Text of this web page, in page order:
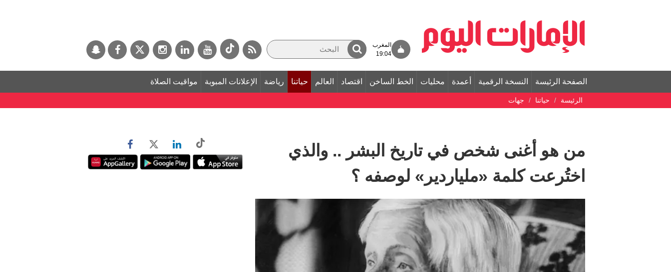
المغرب
19:04
الصفحة الرئيسة النسخة الرقمية أعمدة محليات الخط الساخن اقتصاد العالم حياتنا رياضة الإعلانات المبوبة مواقيت الصلاة
الرئيسة حياتنا جهات
من هو أغنى شخص في تاريخ البشر .. والذي
اختُرعت كلمة «ملياردير» لوصفه ؟